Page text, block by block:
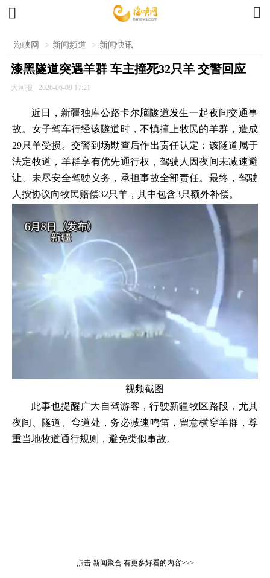
 
海峡网 > 新闻频道 > 新闻快讯
漆黑隧道突遇羊群 车主撞死32只羊 交警回应
大河报 2026-06-09 17:21
近日，新疆独库公路卡尔脑隧道发生一起夜间交通事
故。女子驾车行经该隧道时，不慎撞上牧民的羊群，造成
29只羊受损。交警到场勘查后作出责任认定：该隧道属于
法定牧道，羊群享有优先通行权，驾驶人因夜间未减速避
让、未尽安全驾驶义务，承担事故全部责任。最终，驾驶
人按协议向牧民赔偿32只羊，其中包含3只额外补偿。
视频截图
此事也提醒广大自驾游客，行驶新疆牧区路段，尤其
夜间、隧道、弯道处，务必减速鸣笛，留意横穿羊群，尊
重当地牧道通行规则，避免类似事故。
点击 新闻聚合有更多好看的内容>>>